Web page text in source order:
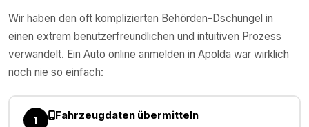
Wir haben den oft komplizierten Behörden-Dschungel in
einen extrem benutzerfreundlichen und intuitiven Prozess
verwandelt. Ein Auto online anmelden in Apolda war wirklich
noch nie so einfach:
1 Fahrzeugdaten übermitteln